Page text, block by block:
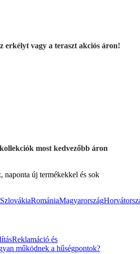
erkélyt vagy a teraszt akciós áron!
most kedvezőbb áron
új termékekkel és sok
SzlovákiaRomániaMagyarország
Reklamáció és
működnek a hűségpontok?